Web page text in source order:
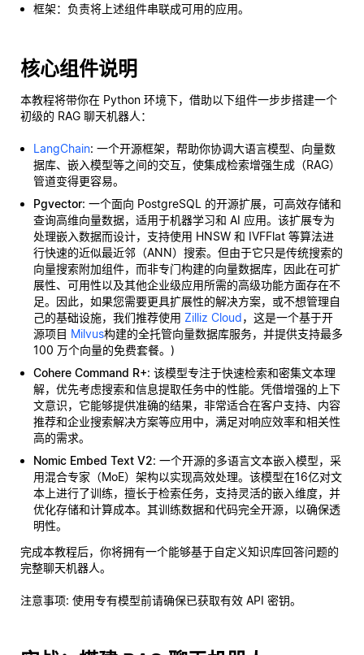
框架：负责将上述组件串联成可用的应用。
核心组件说明
本教程将带你在 Python 环境下，借助以下组件一步步搭建一个
初级的 RAG 聊天机器人：
LangChain: 一个开源框架，帮助你协调大语言模型、向量数
据库、嵌入模型等之间的交互，使集成检索增强生成（RAG）
管道变得更容易。
Pgvector: 一个面向 PostgreSQL 的开源扩展，可高效存储和
查询高维向量数据，适用于机器学习和 AI 应用。该扩展专为
处理嵌入数据而设计，支持使用 HNSW 和 IVFFlat 等算法进
行快速的近似最近邻（ANN）搜索。但由于它只是传统搜索的
向量搜索附加组件，而非专门构建的向量数据库，因此在可扩
展性、可用性以及其他企业级应用所需的高级功能方面存在不
足。因此，如果您需要更具扩展性的解决方案，或不想管理自
己的基础设施，我们推荐使用 Zilliz Cloud，这是一个基于开
源项目 Milvus构建的全托管向量数据库服务，并提供支持最多
100 万个向量的免费套餐。)
Cohere Command R+: 该模型专注于快速检索和密集文本理
解，优先考虑搜索和信息提取任务中的性能。凭借增强的上下
文意识，它能够提供准确的结果，非常适合在客户支持、内容
推荐和企业搜索解决方案等应用中，满足对响应效率和相关性
高的需求。
Nomic Embed Text V2: 一个开源的多语言文本嵌入模型，采
用混合专家（MoE）架构以实现高效处理。该模型在16亿对文
本上进行了训练，擅长于检索任务，支持灵活的嵌入维度，并
优化存储和计算成本。其训练数据和代码完全开源，以确保透
明性。
完成本教程后，你将拥有一个能够基于自定义知识库回答问题的
完整聊天机器人。
注意事项: 使用专有模型前请确保已获取有效 API 密钥。